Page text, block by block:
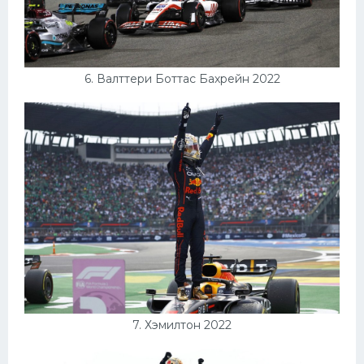
6. Валттери Боттас Бахрейн 2022
7. Хэмилтон 2022